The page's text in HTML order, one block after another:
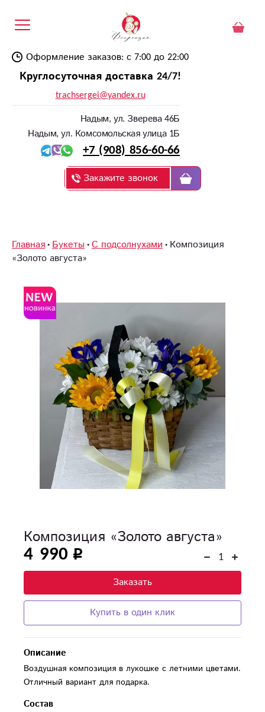
Оформление заказов: с 7:00 до 22:00
Круглосуточная доставка 24/7!
trachsergei@yandex.ru
Надым, ул. Зверева 46Б
Надым, ул. Комсомольская улица 1Б
+7 (908) 856-60-66
Закажите звонок
Главная Букеты С подсолнухами Композиция
«Золото августа»
Композиция «Золото августа»
4 990
Заказать
Купить в один клик
Описание
Воздушная композиция в лукошке с летними цветами.
Отличный вариант для подарка.
Состав